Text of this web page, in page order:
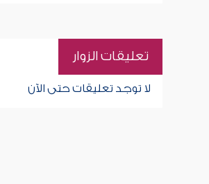
تعليقات الزوار
لا توجد تعليقات حتى الآن